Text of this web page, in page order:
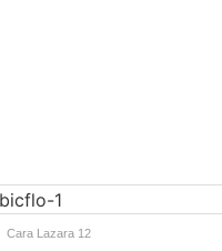
Cara Lazara 12